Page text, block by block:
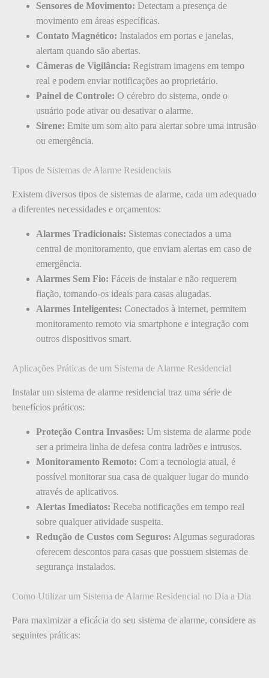
Sensores de Movimento: Detectam a presença de
movimento em áreas específicas.
Contato Magnético: Instalados em portas e janelas,
alertam quando são abertas.
Câmeras de Vigilância: Registram imagens em tempo
real e podem enviar notificações ao proprietário.
Painel de Controle: O cérebro do sistema, onde o
usuário pode ativar ou desativar o alarme.
Sirene: Emite um som alto para alertar sobre uma intrusão
ou emergência.
Tipos de Sistemas de Alarme Residenciais
Existem diversos tipos de sistemas de alarme, cada um adequado
a diferentes necessidades e orçamentos:
Alarmes Tradicionais: Sistemas conectados a uma
central de monitoramento, que enviam alertas em caso de
emergência.
Alarmes Sem Fio: Fáceis de instalar e não requerem
fiação, tornando-os ideais para casas alugadas.
Alarmes Inteligentes: Conectados à internet, permitem
monitoramento remoto via smartphone e integração com
outros dispositivos smart.
Aplicações Práticas de um Sistema de Alarme Residencial
Instalar um sistema de alarme residencial traz uma série de
benefícios práticos:
Proteção Contra Invasões: Um sistema de alarme pode
ser a primeira linha de defesa contra ladrões e intrusos.
Monitoramento Remoto: Com a tecnologia atual, é
possível monitorar sua casa de qualquer lugar do mundo
através de aplicativos.
Alertas Imediatos: Receba notificações em tempo real
sobre qualquer atividade suspeita.
Redução de Custos com Seguros: Algumas seguradoras
oferecem descontos para casas que possuem sistemas de
segurança instalados.
Como Utilizar um Sistema de Alarme Residencial no Dia a Dia
Para maximizar a eficácia do seu sistema de alarme, considere as
seguintes práticas: